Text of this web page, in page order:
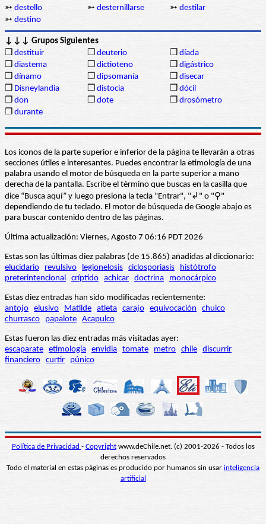
➳ destello ➳ desternillarse ➳ destilar
➳ destino
↓↓↓ Grupos Siguientes
❒ destituir ❒ deuterio ❒ díada
❒ diastema ❒ dictioteno ❒ digástrico
❒ dínamo ❒ dipsomanía ❒ disecar
❒ Disneylandia ❒ distocia ❒ dócil
❒ don ❒ dote ❒ drosómetro
❒ durante
Los iconos de la parte superior e inferior de la página te llevarán a otras
secciones útiles e interesantes. Puedes encontrar la etimología de una
palabra usando el motor de búsqueda en la parte superior a mano
derecha de la pantalla. Escribe el término que buscas en la casilla que
dice “Busca aquí” y luego presiona la tecla "Entrar", "↲" o "⚲"
dependiendo de tu teclado. El motor de búsqueda de Google abajo es
para buscar contenido dentro de las páginas.
Última actualización: Viernes, Agosto 7 06:16 PDT 2026
Estas son las últimas diez palabras (de 15.865) añadidas al diccionario:
elucidario
revulsivo legionelosis ciclosporiasis
histótrofo
preterintencional críptido achicar doctrina monocárpico
Estas diez entradas han sido modificadas recientemente:
antojo elusivo Matilde atleta carajo equivocación
chuico
churrasco
papalote Acapulco
Estas fueron las diez entradas más visitadas ayer:
escaparate etimología envidia tomate metro chile discurrir
financiero curtir púnico
Política de Privacidad - Copyrightwww.deChile.net. (c) 2001-2026 - Todos los
derechos reservados
Todo el material en estas páginas es producido por humanos sin usar inteligencia
artificial